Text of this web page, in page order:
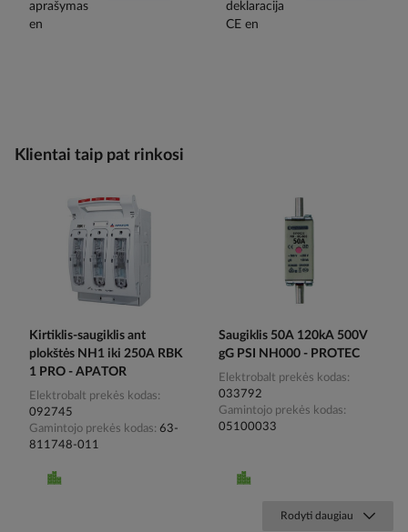
Klientai taip pat rinkosi
Kirtiklis-saugiklis ant
plokštės NH1 iki 250A RBK
1 PRO - APATOR
Elektrobalt prekės kodas
092745
Gamintojo prekės kodas 63-
811748-011
Saugiklis 50A 120kA 500V
gG PSI NH000 - PROTEC
Elektrobalt prekės kodas
033792
Gamintojo prekės kodas
05100033
Rodyti daugiau